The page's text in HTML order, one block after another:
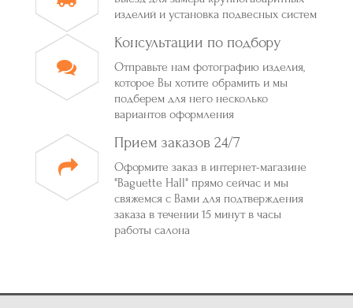
изделий и установка подвесных систем
Консультации по подбору
Отправьте нам фотографию изделия,
которое Вы хотите обрамить и мы
подберем для него несколько
вариантов оформления
Прием заказов 24/7
Оформите заказ в интернет-магазине
"Baguette Hall" прямо сейчас и мы
свяжемся с Вами для подтверждения
заказа в течении 15 минут в часы
работы салона